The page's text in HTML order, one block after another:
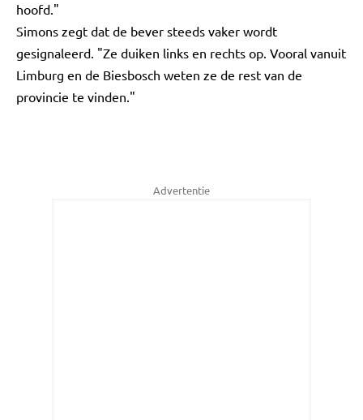
hoofd."
Simons zegt dat de bever steeds vaker wordt
gesignaleerd. "Ze duiken links en rechts op. Vooral vanuit
Limburg en de Biesbosch weten ze de rest van de
provincie te vinden."
Advertentie